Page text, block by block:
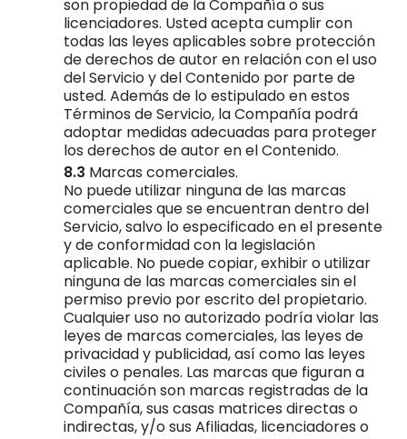
son propiedad de la Compañía o sus
licenciadores. Usted acepta cumplir con
todas las leyes aplicables sobre protección
de derechos de autor en relación con el uso
del Servicio y del Contenido por parte de
usted. Además de lo estipulado en estos
Términos de Servicio, la Compañía podrá
adoptar medidas adecuadas para proteger
los derechos de autor en el Contenido.
Marcas comerciales.
No puede utilizar ninguna de las marcas
comerciales que se encuentran dentro del
Servicio, salvo lo especificado en el presente
y de conformidad con la legislación
aplicable. No puede copiar, exhibir o utilizar
ninguna de las marcas comerciales sin el
permiso previo por escrito del propietario.
Cualquier uso no autorizado podría violar las
leyes de marcas comerciales, las leyes de
privacidad y publicidad, así como las leyes
civiles o penales. Las marcas que figuran a
continuación son marcas registradas de la
Compañía, sus casas matrices directas o
indirectas, y/o sus Afiliadas, licenciadores o